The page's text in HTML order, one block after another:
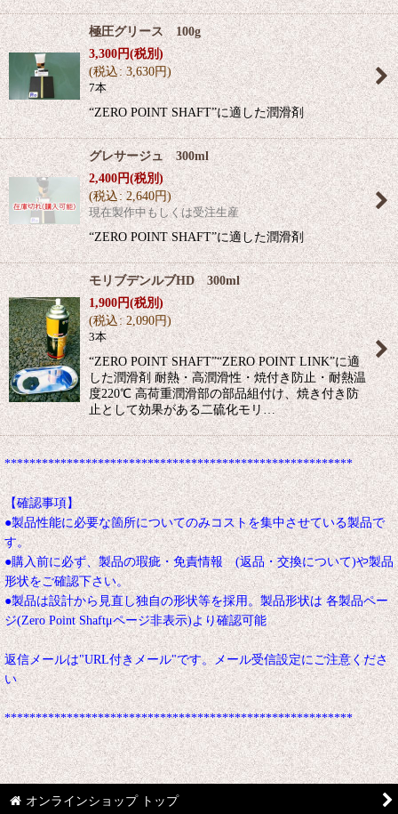
極圧グリース 100g
3,300円(税別)
(税込: 3,630円)
7本
“ZERO POINT SHAFT”に適した潤滑剤
グレサージュ 300ml
2,400円(税別)
(税込: 2,640円)
現在製作中もしくは受注生産
“ZERO POINT SHAFT”に適した潤滑剤
モリブデンルブHD 300ml
1,900円(税別)
(税込: 2,090円)
3本
“ZERO POINT SHAFT”“ZERO POINT LINK”に適
した潤滑剤 耐熱・高潤滑性・焼付き防止・耐熱温
度220℃ 高荷重潤滑部の部品組付け、焼き付き防
止として効果がある二硫化モリ…
********************************************************
【確認事項】
●製品性能に必要な箇所についてのみコストを集中させている製品で
す。
●購入前に必ず、製品の瑕疵・免責情報 (返品・交換について)や製品
形状をご確認下さい。
●製品は設計から見直し独自の形状等を採用。製品形状は 各製品ペー
ジ(Zero Point Shaftμページ非表示)より確認可能
返信メールは"URL付きメール"です。メール受信設定にご注意くださ
い
********************************************************
オンラインショップ トップ